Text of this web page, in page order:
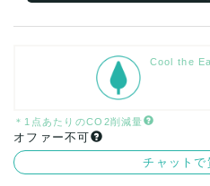
Cool the
＊1点あたりのCO2削減量
オファー不可
チャットで